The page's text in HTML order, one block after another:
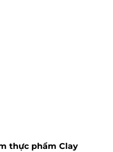
thực phẩm Clay